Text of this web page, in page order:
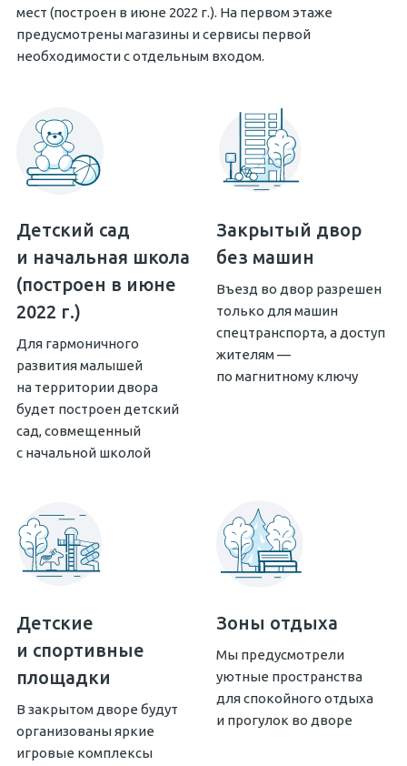
мест (построен в июне 2022 г.). На первом этаже
предусмотрены магазины и сервисы первой
необходимости с отдельным входом.
Детский сад
и начальная школа
(построен в июне
2022 г.)
Для гармоничного
развития малышей
на территории двора
будет построен детский
сад, совмещенный
с начальной школой
Закрытый двор
без машин
Въезд во двор разрешен
только для машин
спецтранспорта, а доступ
жителям —
по магнитному ключу
Детские
и спортивные
площадки
В закрытом дворе будут
организованы яркие
игровые комплексы
Зоны отдыха
Мы предусмотрели
уютные пространства
для спокойного отдыха
и прогулок во дворе